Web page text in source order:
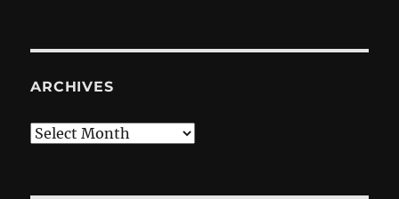
ARCHIVES
Archives